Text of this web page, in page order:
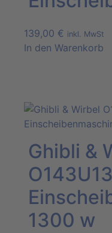
139,00 € inkl. MwSt
In den Warenkorb
Ghibli &
1300 w